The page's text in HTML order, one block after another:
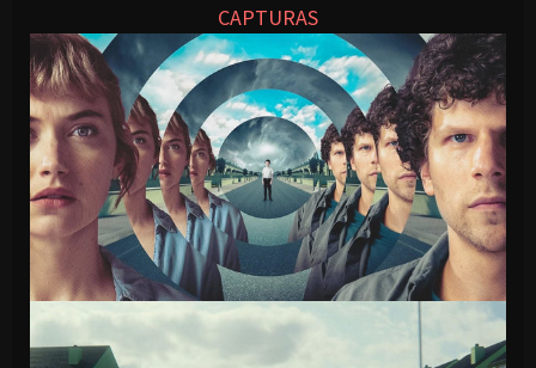
CAPTURAS